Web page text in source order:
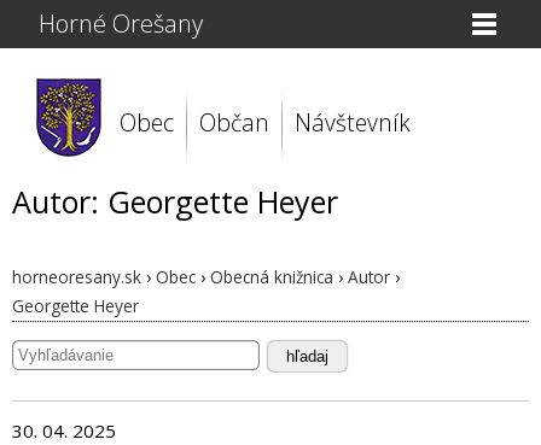
Horné Orešany
Obec Občan Návštevník
Autor: Georgette Heyer
horneoresany.sk › Obec › Obecná knižnica › Autor ›
Georgette Heyer
hľadaj
30. 04. 2025